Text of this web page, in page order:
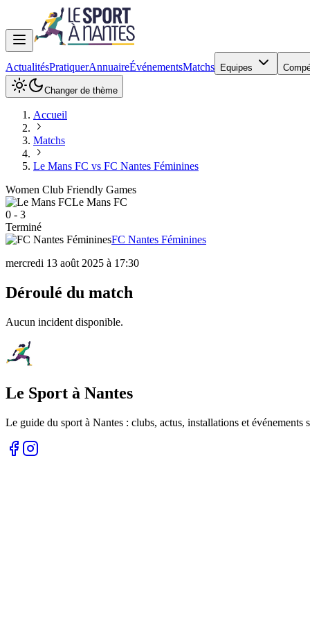
ActualitésPratiquerAnnuaireÉvénementsMatchs Equipes
Changer de thème
Accueil
Matchs
Le Mans FC vs FC Nantes Féminines
Women Club Friendly Games
Le Mans FC
0 - 3
Terminé
FC Nantes Féminines
mercredi 13 août 2025 à 17:30
Déroulé du match
Aucun incident disponible.
Le Sport à Nantes
Le guide du sport à Nantes : clubs, actus, installations et événements